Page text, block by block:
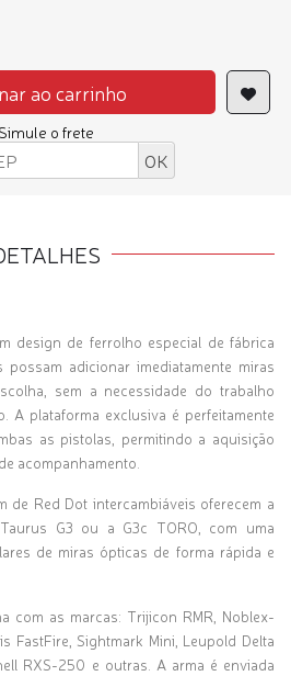
ao carrinho
Simule o frete
design de ferrolho especial de fábrica
adicionar imediatamente miras
sem a necessidade do trabalho
A plataforma exclusiva é perfeitamente
as pistolas, permitindo a aquisição
acompanhamento.
de Red Dot intercambiáveis oferecem a
G3 ou a G3c TORO, com uma
de miras ópticas de forma rápida e
com as marcas: Trijicon RMR, Noblex-
FastFire, Sightmark Mini, Leupold Delta
RXS-250 e outras. A arma é enviada